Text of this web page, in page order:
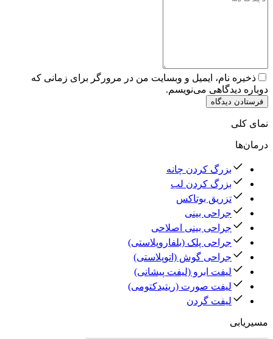
ذخیره نام، ایمیل و وبسایت من در مرورگر برای زمانی که
دوباره دیدگاهی می‌نویسم.
فرستادن دیدگاه
نمای کلی
درمان‌ها
بزرگ کردن چانه
بزرگ کردن لب
تزریق بوتاکس
جراحی بینی
جراحی بینی اصلاحی
جراحی پلک (بلفاروپلاستی)
جراحی گوش (اتوپلاستی)
لیفت ابرو (لیفت پیشانی)
لیفت صورت (ریتیدکتومی)
لیفت گردن
مسیریابی